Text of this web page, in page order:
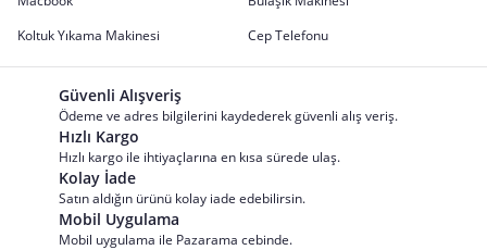
Koltuk Yıkama Makinesi
Cep Telefonu
Güvenli Alışveriş
Ödeme ve adres bilgilerini kaydederek güvenli alış veriş.
Hızlı Kargo
Hızlı kargo ile ihtiyaçlarına en kısa sürede ulaş.
Kolay İade
Satın aldığın ürünü kolay iade edebilirsin.
Mobil Uygulama
Mobil uygulama ile Pazarama cebinde.